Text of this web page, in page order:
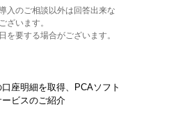
入のご相談以外は回答出来な
ざいます。
を要する場合がございます。
座明細を取得、PCAソフト
ビスのご紹介